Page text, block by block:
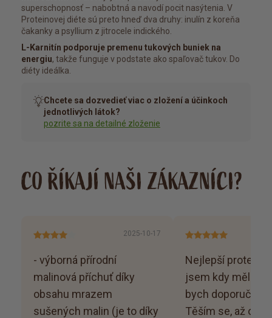
superschopnosť – nabobtná a navodí pocit nasýtenia. V
Proteinovej diéte sú preto hneď dva druhy: inulín z koreňa
čakanky a psyllium z jitrocele indického.
L-Karnitín podporuje premenu tukových buniek na
energiu, takže funguje v podstate ako spaľovač tukov. Do
diéty ideálka.
Chcete sa dozvedieť viac o zložení a účinkoch
jednotlivých látok?
pozrite sa na detailné zloženie
CO ŘÍKAJÍ NAŠI ZÁKAZNÍCI?
2025-10-17
- výborná přírodní
malinová příchuť díky
obsahu mrazem
sušených malin (je to díky
Nejlepší
jsem kdy měla..
bych doporučila
Těším se, až